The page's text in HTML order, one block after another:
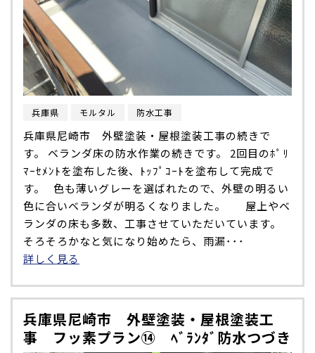
兵庫県 モルタル 防水工事
兵庫県尼崎市 外壁塗装・屋根塗装工事の続きで
す。 ベランダ床の防水作業の続きです。 2回目のﾎﾟﾘ
ﾏｰｾﾒﾝﾄを塗布した後、ﾄｯﾌﾟｺｰﾄを塗布して完成で
す。 色も薄いグレーを選ばれたので、外壁の明るい
色に合いベランダが明るくなりました。 屋上やベ
ランダの床も多数、工事させていただいています。
そろそろかなと気になり始めたら、雨漏･･･
詳しく見る
兵庫県尼崎市 外壁塗装・屋根塗装工
事 フッ素プラン⑭ ﾍﾞﾗﾝﾀﾞ防水つづき